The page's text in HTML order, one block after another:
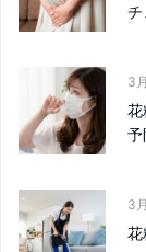
チ
3
花
予
3
花